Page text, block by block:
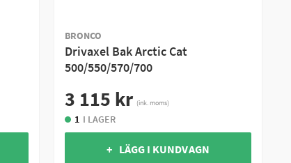
BRONCO
Drivaxel Bak Arctic Cat
500/550/570/700
3 115 kr (ink. moms)
1 I LAGER
+ LÄGG I KUNDVAGN